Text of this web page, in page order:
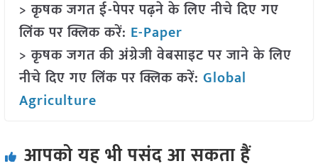
> कृषक जगत ई-पेपर पढ़ने के लिए नीचे दिए गए
लिंक पर क्लिक करें: E-Paper
> कृषक जगत की अंग्रेजी वेबसाइट पर जाने के लिए
नीचे दिए गए लिंक पर क्लिक करें: Global
Agriculture
आपको यह भी पसंद आ सकता हैं